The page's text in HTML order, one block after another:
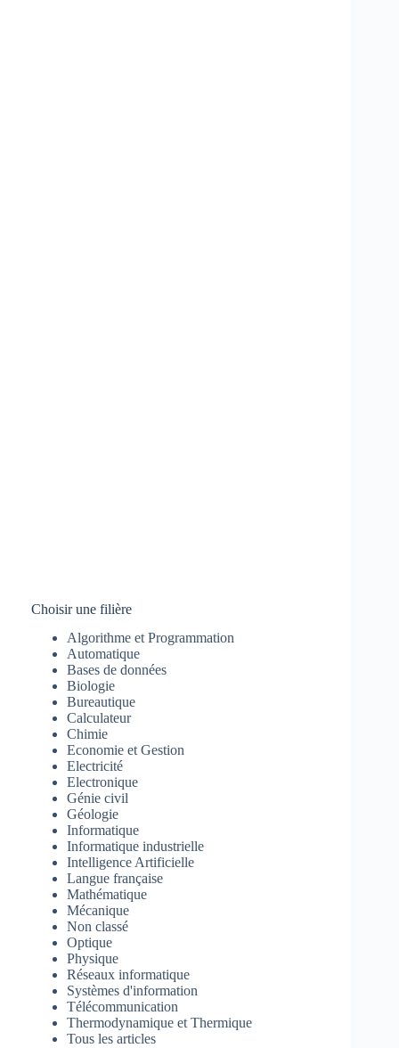
Choisir une filière
Algorithme et Programmation
Automatique
Bases de données
Biologie
Bureautique
Calculateur
Chimie
Economie et Gestion
Electricité
Electronique
Génie civil
Géologie
Informatique
Informatique industrielle
Intelligence Artificielle
Langue française
Mathématique
Mécanique
Non classé
Optique
Physique
Réseaux informatique
Systèmes d'information
Télécommunication
Thermodynamique et Thermique
Tous les articles